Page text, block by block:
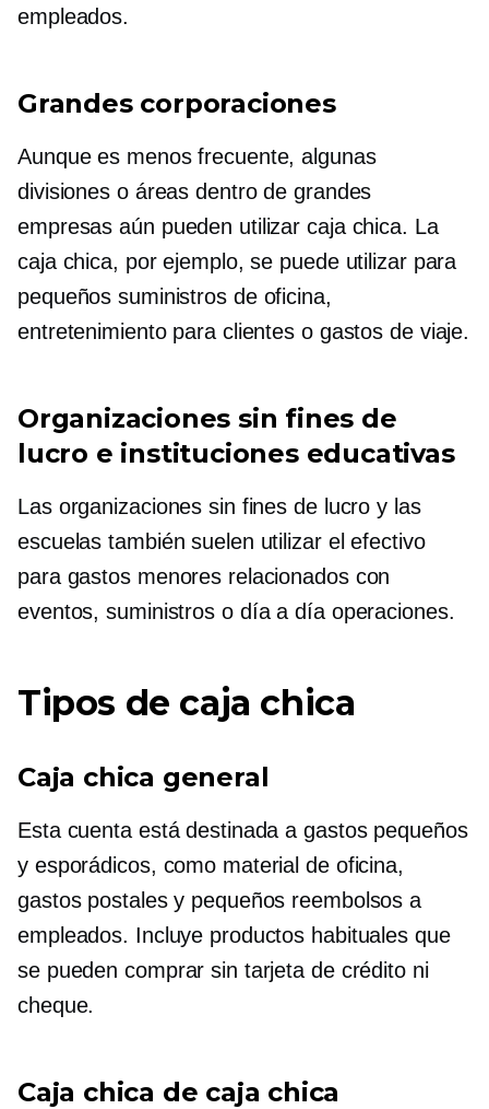
empleados.
Grandes corporaciones
Aunque es menos frecuente, algunas
divisiones o áreas dentro de grandes
empresas aún pueden utilizar caja chica. La
caja chica, por ejemplo, se puede utilizar para
pequeños suministros de oficina,
entretenimiento para clientes o gastos de viaje.
Organizaciones sin fines de
lucro e instituciones educativas
Las organizaciones sin fines de lucro y las
escuelas también suelen utilizar el efectivo
para gastos menores relacionados con
eventos, suministros o día a díaoperaciones.
Tipos de caja chica
Caja chica general
Esta cuenta está destinada a gastos pequeños
y esporádicos, como material de oficina,
gastos postales y pequeños reembolsos a
empleados. Incluye productos habituales que
se pueden comprar sin tarjeta de crédito ni
cheque.
Caja chica de caja chica